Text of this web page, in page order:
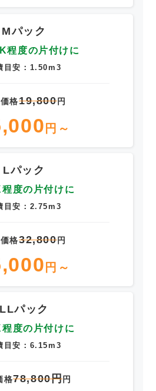
Mパック
程度の片付けに
目安：1.50m3
格19,800円
円～
Lパック
度の片付けに
目安：2.75m3
格32,800円
円～
LLパック
度の片付けに
目安：6.15m3
格78,800円円